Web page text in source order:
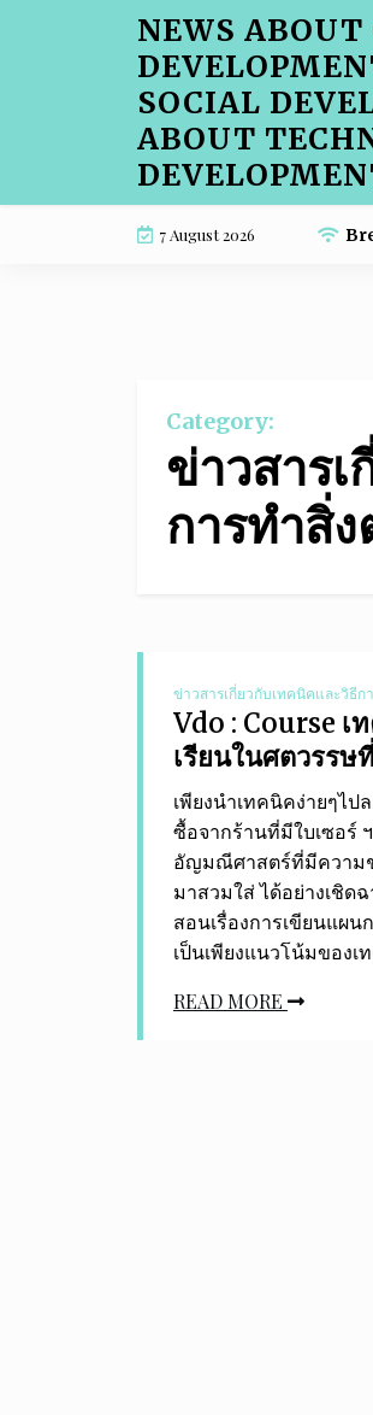
NEWS
SOCIAL
ABOUT
7 August 2026
Common Cafe Menu
Category:
ข่าวสาร
การทำสิ่ง
ข่าวสารเกี่ยวกับเทคนิคและวิธีก
Vdo : Course เ
เรียนในศตวรรษ
เพียงนำเทคนิคง่ายๆไ
ซื้อจากร้านที่มีใบเซอร์
อัญมณีศาสตร์ที่มีความ
มาสวมใส่ ได้อย่างเชิด
สอนเรื่องการเขียนแผ
เป็นเพียงแนวโน้มของ
READ MORE